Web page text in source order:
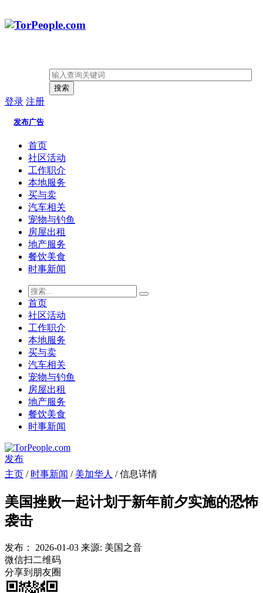
搜索
登录 注册
发布广告
首页
社区活动
工作职介
本地服务
买与卖
汽车相关
宠物与钓鱼
房屋出租
地产服务
餐饮美食
时事新闻
首页
社区活动
工作职介
本地服务
买与卖
汽车相关
宠物与钓鱼
房屋出租
地产服务
餐饮美食
时事新闻
发布
主页 / 时事新闻 / 美加华人 / 信息详情
美国挫败一起计划于新年前夕实施的恐怖
袭击
发布： 2026-01-03 来源: 美国之音
微信扫二维码
分享到朋友圈